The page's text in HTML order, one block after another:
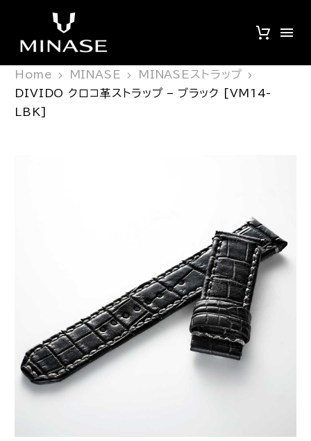
Home MINASE
MINASEストラップ
DIVIDO クロコ革ストラップ – ブラック [VM14-
LBK]